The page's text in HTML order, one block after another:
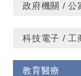
政府機關 / 公
科技電子 / 工
教育醫療